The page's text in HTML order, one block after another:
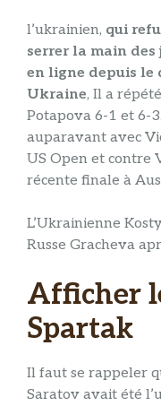
l’ukrainien, qui
serrer la main des
en ligne depuis le
Ukraine, Il a
Potapova 6-1 et 6-
auparavant avec
US Open et contre
récente finale à
L’Ukrainienne
Russe Gracheva
Afficher
Spartak
Il faut se rappeler
Saratov avait été